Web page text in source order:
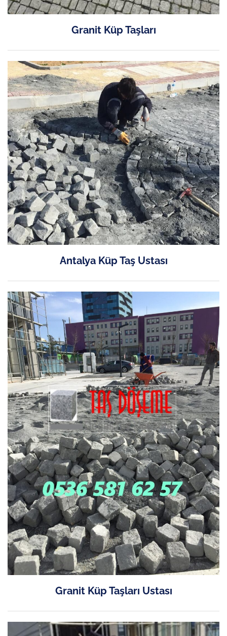
Granit Küp Taşları
Antalya Küp Taş Ustası
Granit Küp Taşları Ustası